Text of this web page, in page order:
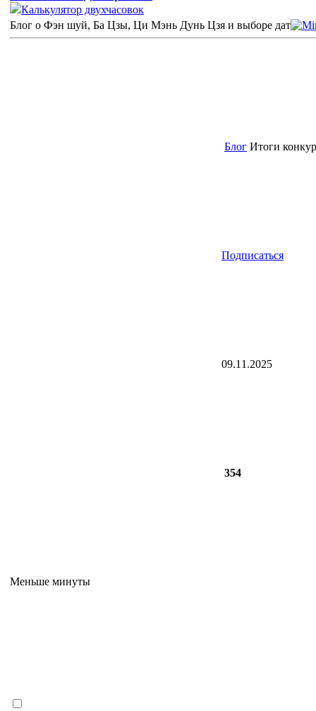
Калькулятор двухчасовок
Блог о Фэн шуй, Ба Цзы, Ци Мэнь Дунь Цзя и выборе дат
Блог Итоги
Подписаться
09.11.2025
354
Меньше минуты